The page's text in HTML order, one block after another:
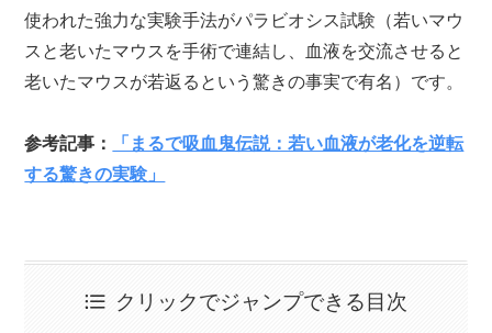
使われた強力な実験手法がパラビオシス試験（若いマウ
スと老いたマウスを手術で連結し、血液を交流させると
老いたマウスが若返るという驚きの事実で有名）です。
参考記事：
「まるで吸血鬼伝説：若い血液が老化を逆転
する驚きの実験」
クリックでジャンプできる目次